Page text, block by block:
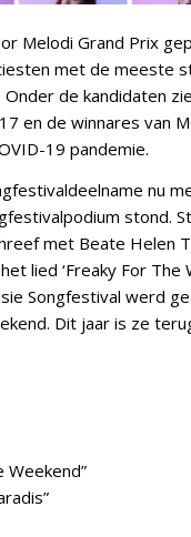
Melodi Grand Prix
met de meeste
de kandidaten
en de winnares van
19 pandemie.
nu
stond.
met Beate Helen
lied ‘Freaky For The
Songfestival werd
Dit jaar is ze
Weekend”